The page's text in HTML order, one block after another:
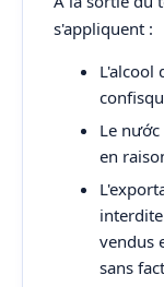
s'appliquent :
L'alcool
Le
en
vendus
sans